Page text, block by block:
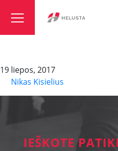
19 liepos, 2017
Nikas Kisielius
IEŠKOTE